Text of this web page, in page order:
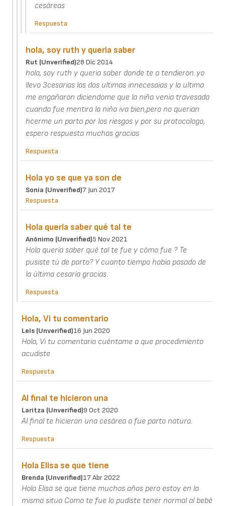
cesáreas
Respuesta
hola, soy ruth y queria saber
Rut (unverified)28 Dic 2014
hola, soy ruth y queria saber donde te a tendieron..yo
llevo 3cesarias las dos ultimas innecesaias y la ultima
me engañaron diciendome que la niña venia travesada
cuando fue mentira la niña iva bien,pero no querian
hcerme un parto por los riesgos y por su protocologo,
espero respuesta muchas gracias
Respuesta
Hola yo se que ya son de
Sonia (unverified)7 Jun 2017
Respuesta
Hola quería saber qué tal te
Anónimo (unverified)5 Nov 2021
Hola quería saber qué tal te fue y cómo fue ? Te
pusiste tú de parto? Y cuanto tiempo había pasado de
la última cesaría gracias.
Respuesta
Hola, Vi tu comentario
Lels (unverified)16 Jun 2020
Hola, Vi tu comentario cuéntame a que procedimiento
acudiste
Respuesta
Al final te hicieron una
Laritza (unverified)9 Oct 2020
Al final te hicieron una cesárea o fue parto natura.
Respuesta
Hola Elisa se que tiene
Brenda (unverified)17 Abr 2022
Hola Elisa se que tiene muchos años pero estoy en la
misma situa Como te fue lo pudiste tener normal al bebé